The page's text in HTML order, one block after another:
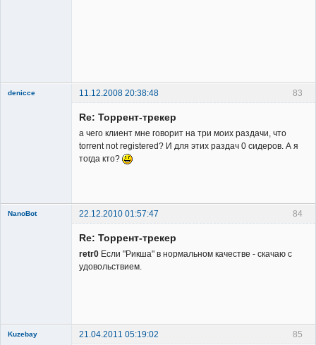
83
denicce
11.12.2008 20:38:48
Re: Торрент-трекер
а чего клиент мне говорит на три моих раздачи, что
torrent not registered? И для этих раздач 0 сидеров. А я
тогда кто?
84
NanoBot
22.12.2010 01:57:47
Re: Торрент-трекер
retr0 Если "Рикша" в нормальном качестве - скачаю с
удовольствием.
85
Kuzebay
21.04.2011 05:19:02